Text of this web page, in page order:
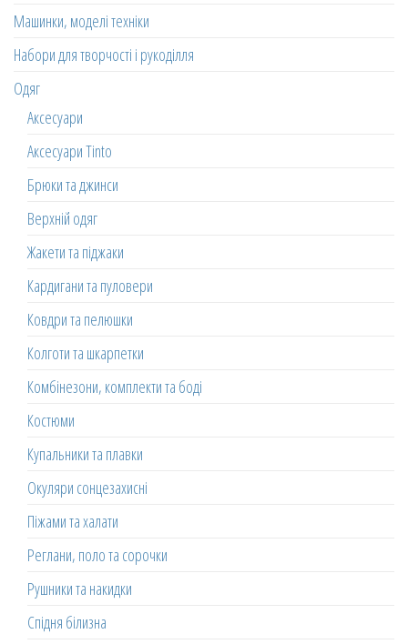
Машинки, моделі техніки
Набори для творчості і рукоділля
Одяг
Аксесуари
Аксесуари Tinto
Брюки та джинси
Верхній одяг
Жакети та піджаки
Кардигани та пуловери
Ковдри та пелюшки
Колготи та шкарпетки
Комбінезони, комплекти та боді
Костюми
Купальники та плавки
Окуляри сонцезахисні
Піжами та халати
Реглани, поло та сорочки
Рушники та накидки
Спідня білизна